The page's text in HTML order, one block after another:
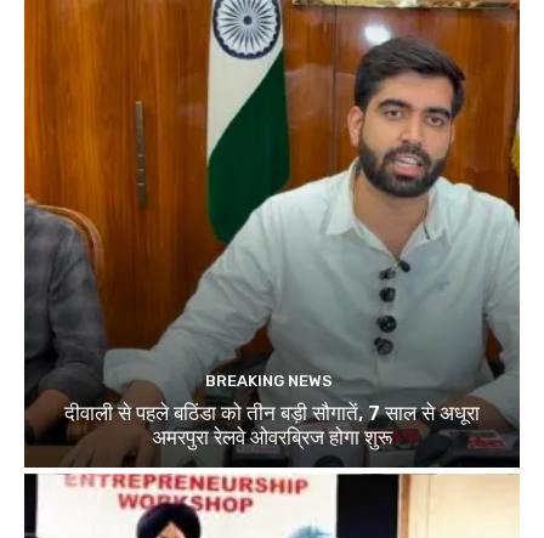
BREAKING NEWS
दीवाली से पहले बठिंडा को तीन बड़ी सौगातें, 7 साल से अधूरा
अमरपुरा रेलवे ओवरब्रिज होगा शुरू